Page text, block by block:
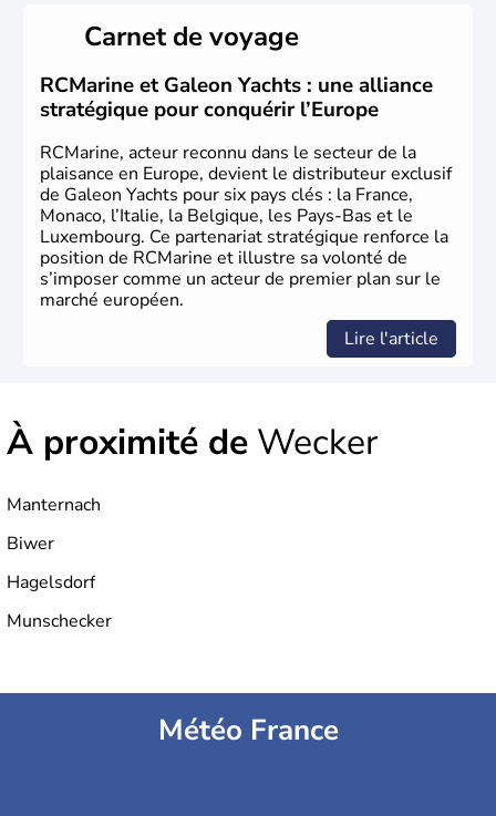
sous forme de monarchie constitutionnelle. Près de la
moitié de la richesse de l'état du Luxembourg provient
des ressources générées par l'activité financière.
Carnet de voyage
RCMarine et Galeon Yachts : une alliance
stratégique pour conquérir l’Europe
RCMarine, acteur reconnu dans le secteur de la
plaisance en Europe, devient le distributeur exclusif
de Galeon Yachts pour six pays clés : la France,
Monaco, l’Italie, la Belgique, les Pays-Bas et le
Luxembourg. Ce partenariat stratégique renforce la
position de RCMarine et illustre sa volonté de
s’imposer comme un acteur de premier plan sur le
marché européen.
Lire l'article
À proximité de Wecker
Manternach
Biwer
Hagelsdorf
Munschecker
Météo France